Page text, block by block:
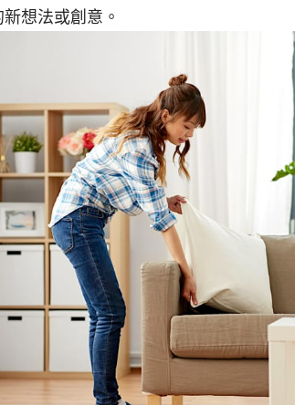
想法或創意。